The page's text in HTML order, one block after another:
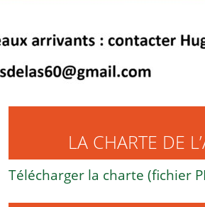
LA CHARTE DE
Télécharger la charte (fichier